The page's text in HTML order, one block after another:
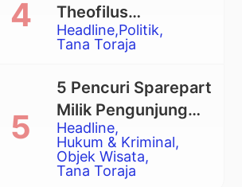
Adat Tongkonan
Headline Politik
Tana Toraja
Theofilus
Allorerung dan
Zadrak Tombe
sebagai Bupati dan
Wakil Bupati Tana
Toraja Terpilih
Headline
Hukum & Kriminal
Objek Wisata
Tana Toraja
5 Pencuri Sparepart
Milik Pengunjung
Objek Wisata
Pango-Pango
Ditangkap Polisi